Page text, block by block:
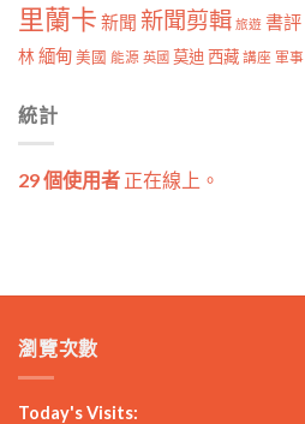
里蘭卡 新聞 新聞剪輯 旅遊 書評
林 緬甸 美國 能源 英國 莫迪 西藏 講座 軍事
統計
29 個使用者 正在線上。
瀏覽次數
Today's Visits: